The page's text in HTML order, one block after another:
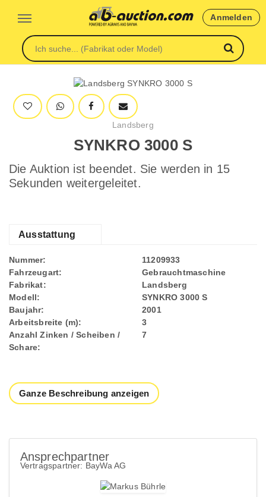
Anmelden
Landsberg
SYNKRO 3000 S
Die Auktion ist beendet. Sie werden in 15
Sekunden weitergeleitet.
Ausstattung
Nummer:
11209933
Fahrzeugart:
Gebrauchtmaschine
Fabrikat:
Landsberg
Modell:
SYNKRO 3000 S
Baujahr:
2001
Arbeitsbreite (m):
3
Anzahl Zinken / Scheiben /
Schare:
7
Ganze Beschreibung anzeigen
Ansprechpartner
Vertragspartner: BayWa AG